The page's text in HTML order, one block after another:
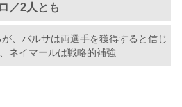
／2人とも
、バルサは両選手を獲得すると信じ
ネイマールは戦略的補強